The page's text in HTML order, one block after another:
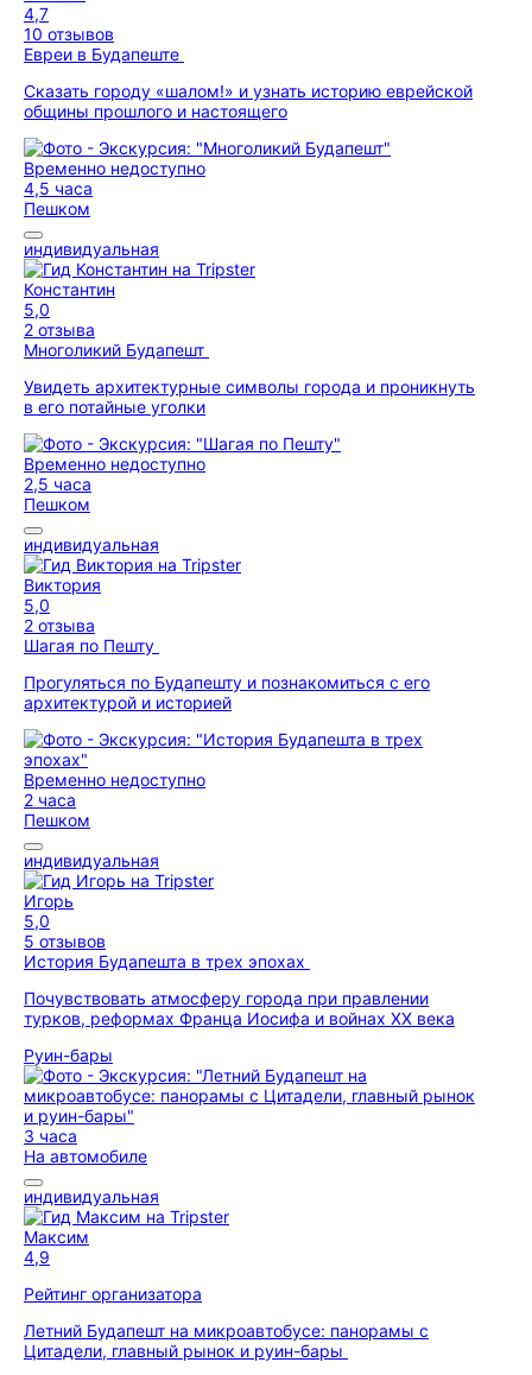
4,7
10 отзывов
Евреи в Будапеште
Сказать городу «шалом!» и узнать историю еврейской
общины прошлого и настоящего
Временно недоступно
4,5 часа
Пешком
индивидуальная
Константин
5,0
2 отзыва
Многоликий Будапешт
Увидеть архитектурные символы города и проникнуть
в его потайные уголки
Временно недоступно
2,5 часа
Пешком
индивидуальная
Виктория
5,0
2 отзыва
Шагая по Пешту
Прогуляться по Будапешту и познакомиться с его
архитектурой и историей
Временно недоступно
2 часа
Пешком
индивидуальная
Игорь
5,0
5 отзывов
История Будапешта в трех эпохах
Почувствовать атмосферу города при правлении
турков, реформах Франца Иосифа и войнах XX века
Руин-бары
3 часа
На автомобиле
индивидуальная
Максим
4,9
Рейтинг организатора
Летний Будапешт на микроавтобусе: панорамы с
Цитадели, главный рынок и руин-бары